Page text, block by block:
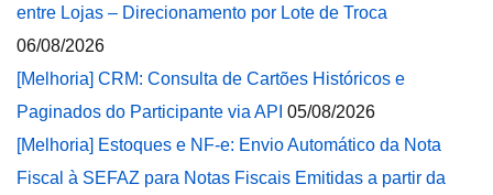
entre Lojas – Direcionamento por Lote de Troca
06/08/2026
[Melhoria] CRM: Consulta de Cartões Históricos e
Paginados do Participante via API 05/08/2026
[Melhoria] Estoques e NF-e: Envio Automático da Nota
Fiscal à SEFAZ para Notas Fiscais Emitidas a partir da